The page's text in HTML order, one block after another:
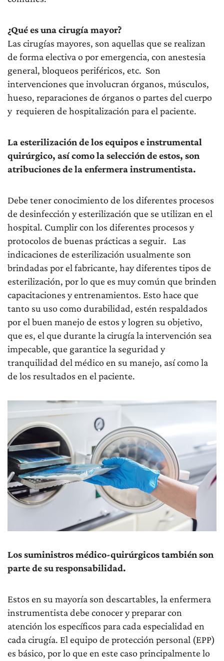
¿Qué es una cirugía mayor?
Las cirugías mayores, son aquellas que se realizan
de forma electiva o por emergencia, con anestesia
general, bloqueos periféricos, etc. Son
intervenciones que involucran órganos, músculos,
hueso, reparaciones de órganos o partes del cuerpo
y requieren de hospitalización para el paciente.
La esterilización de los equipos e instrumental
quirúrgico, así como la selección de estos, son
atribuciones de la enfermera instrumentista.
Debe tener conocimiento de los diferentes procesos
de desinfección y esterilización que se utilizan en el
hospital. Cumplir con los diferentes procesos y
protocolos de buenas prácticas a seguir. Las
indicaciones de esterilización usualmente son
brindadas por el fabricante, hay diferentes tipos de
esterilización, por lo que es muy común que brinden
capacitaciones y entrenamientos. Esto hace que
tanto su uso como durabilidad, estén respaldados
por el buen manejo de estos y logren su objetivo,
que es, el que durante la cirugía la intervención sea
impecable, que garantice la seguridad y
tranquilidad del médico en su manejo, así como la
de los resultados en el paciente.
Los suministros médico-quirúrgicos también son
parte de su responsabilidad.
Estos en su mayoría son descartables, la enfermera
instrumentista debe conocer y preparar con
atención los específicos para cada especialidad en
cada cirugía. El equipo de protección personal (EPP)
es básico, por lo que en este caso principalmente lo